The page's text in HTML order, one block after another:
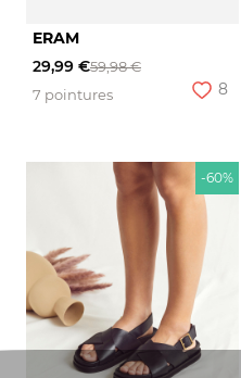
ERAM
29,99 €59,98 €
7 pointures
8
-60%